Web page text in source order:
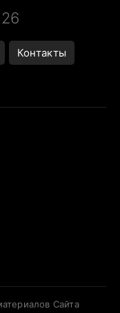
Контакты
Сайта